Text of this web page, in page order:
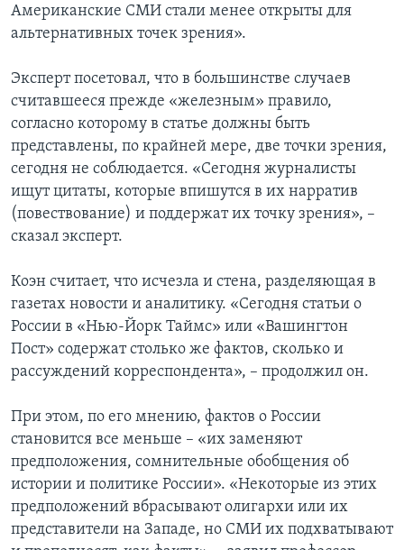
Американские СМИ стали менее открыты для
альтернативных точек зрения».
Эксперт посетовал, что в большинстве случаев
считавшееся прежде «железным» правило,
согласно которому в статье должны быть
представлены, по крайней мере, две точки зрения,
сегодня не соблюдается. «Сегодня журналисты
ищут цитаты, которые впишутся в их нарратив
(повествование) и поддержат их точку зрения», –
сказал эксперт.
Коэн считает, что исчезла и стена, разделяющая в
газетах новости и аналитику. «Сегодня статьи о
России в «Нью-Йорк Таймс» или «Вашингтон
Пост» содержат столько же фактов, сколько и
рассуждений корреспондента», – продолжил он.
При этом, по его мнению, фактов о России
становится все меньше – «их заменяют
предположения, сомнительные обобщения об
истории и политике России». «Некоторые из этих
предположений вбрасывают олигархи или их
представители на Западе, но СМИ их подхватывают